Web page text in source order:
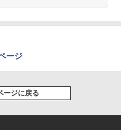
通常版 [Blu-ray]
ージ
ージに戻る